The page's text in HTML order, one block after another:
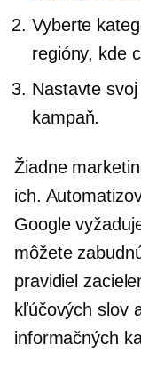
Vyberte
regióny, kde
Nastavte
kampaň.
Žiadne
ich.
Google
môžete
pravidiel
kľúčových slov
informačných